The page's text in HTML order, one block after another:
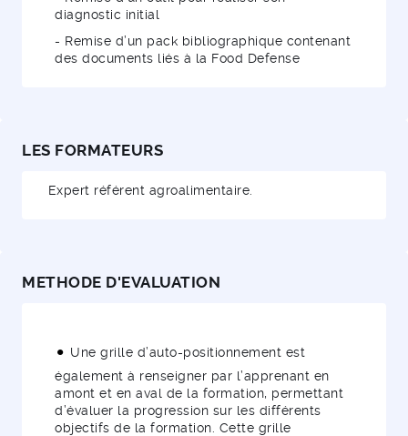
diagnostic initial
- Remise d’un pack bibliographique contenant
des documents liés à la Food Defense
LES FORMATEURS
Expert référent agroalimentaire.
METHODE D'EVALUATION
Une grille d’auto-positionnement est
également à renseigner par l’apprenant en
amont et en aval de la formation, permettant
d’évaluer la progression sur les différents
objectifs de la formation. Cette grille